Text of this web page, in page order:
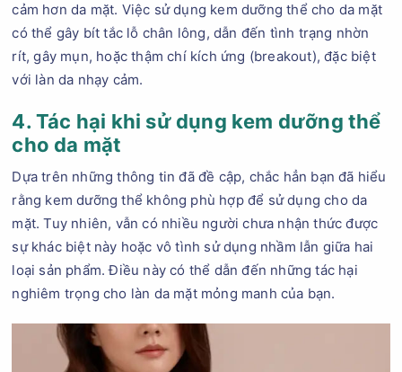
cảm hơn da mặt. Việc sử dụng kem dưỡng thể cho da mặt
có thể gây bít tắc lỗ chân lông, dẫn đến tình trạng nhờn
rít, gây mụn, hoặc thậm chí kích ứng (breakout), đặc biệt
với làn da nhạy cảm.
4. Tác hại khi sử dụng kem dưỡng thể
cho da mặt
Dựa trên những thông tin đã đề cập, chắc hẳn bạn đã hiểu
rằng kem dưỡng thể không phù hợp để sử dụng cho da
mặt. Tuy nhiên, vẫn có nhiều người chưa nhận thức được
sự khác biệt này hoặc vô tình sử dụng nhầm lẫn giữa hai
loại sản phẩm. Điều này có thể dẫn đến những tác hại
nghiêm trọng cho làn da mặt mỏng manh của bạn.